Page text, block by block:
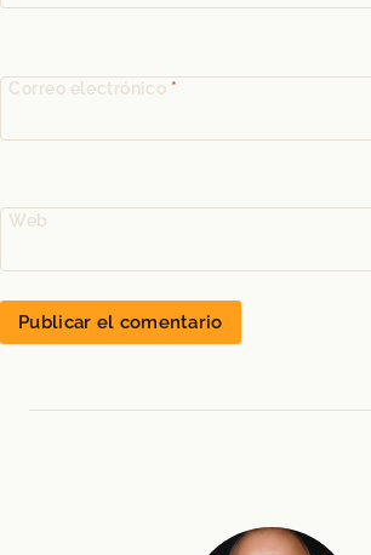
Correo electrónico *
Web